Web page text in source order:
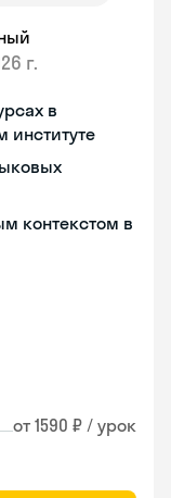
г.
в
институте
контекстом в
от 1590 ₽ / урок